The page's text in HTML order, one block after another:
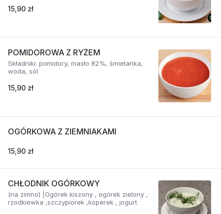
15,90 zł
POMIDOROWA Z RYŻEM
Składniki: pomidory, masło 82%, śmietanka,
woda, sól
15,90 zł
OGÓRKOWA Z ZIEMNIAKAMI
15,90 zł
CHŁODNIK OGÓRKOWY
(na zimno) |Ogórek kiszony , ogórek zielony ,
rzodkiewka ,szczypiorek ,koperek , jogurt